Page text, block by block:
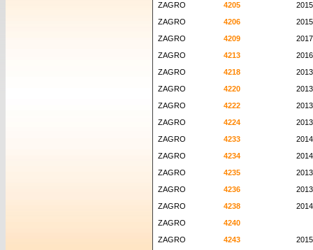
ZAGRO
4205
2015
ZAGRO
4206
2015
ZAGRO
4209
2017
ZAGRO
4213
2016
ZAGRO
4218
2013
ZAGRO
4220
2013
ZAGRO
4222
2013
ZAGRO
4224
2013
ZAGRO
4233
2014
ZAGRO
4234
2014
ZAGRO
4235
2013
ZAGRO
4236
2013
ZAGRO
4238
2014
ZAGRO
4240
ZAGRO
4243
2015